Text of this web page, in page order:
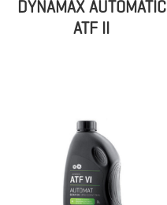
DYNAMAX AUTOMATIC
ATF II